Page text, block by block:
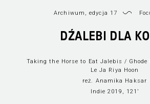
Archiwum, edycja 17
DŹALEBI DLA
Taking the Horse to Eat Jalebis / Ghode
Le Ja Riya Hoon
reż. Anamika Haksar
Indie 2019, 121’